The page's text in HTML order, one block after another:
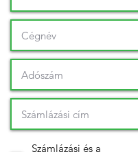
Számlázási és a